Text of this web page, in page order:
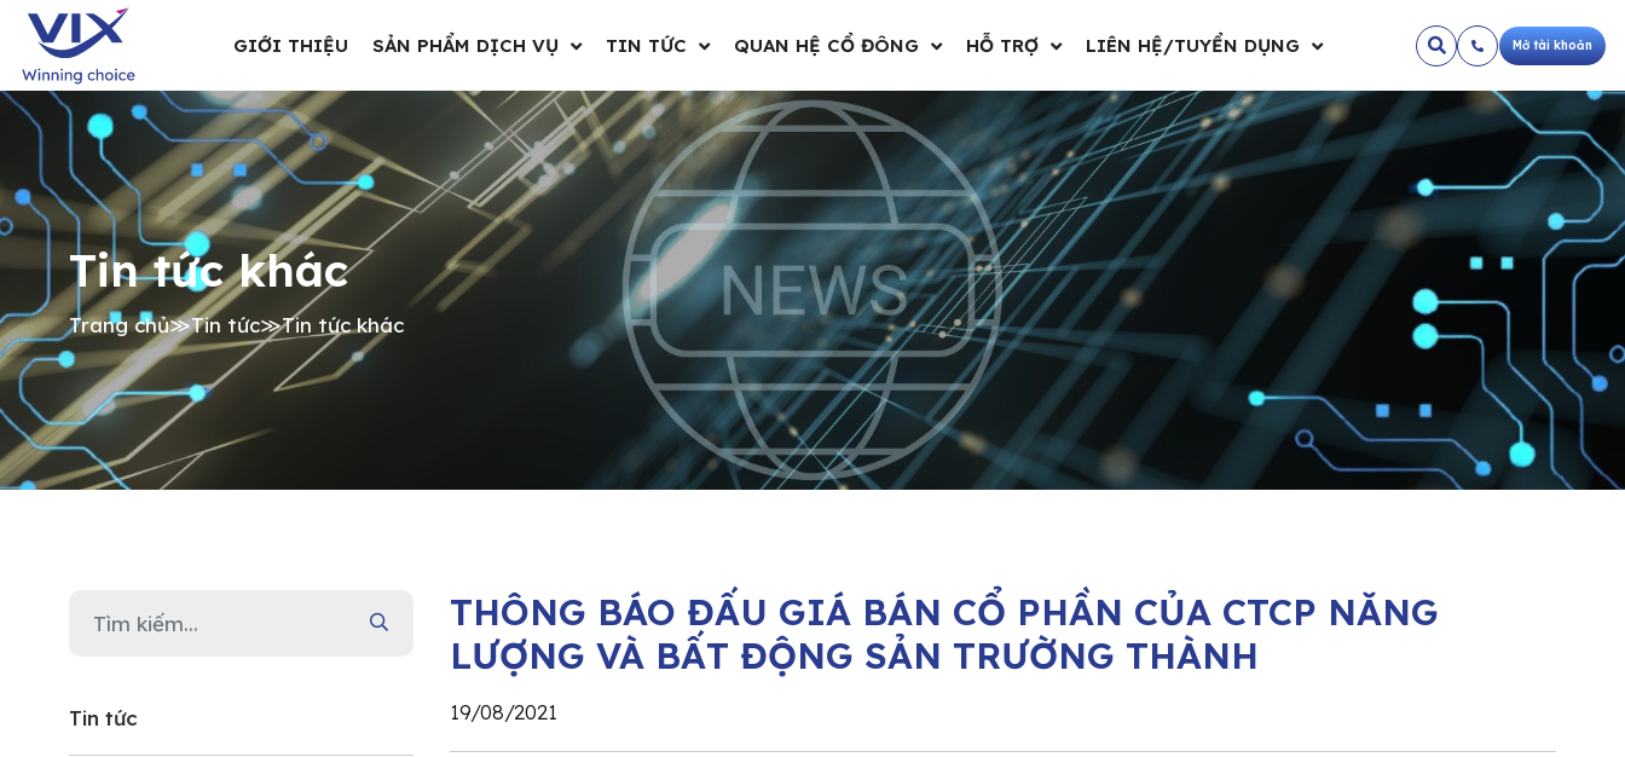
GIỚI THIỆU SẢN PHẨM DỊCH VỤ TIN TỨC QUAN HỆ CỔ ĐÔNG HỖ TRỢ LIÊN HỆ/TUYỂN DỤNG Mở tài khoản
Tin tức khác
Trang chủ≫Tin tức≫Tin tức khác
Tin tức
THÔNG BÁO ĐẤU GIÁ BÁN CỔ PHẦN CỦA CTCP NĂNG
LƯỢNG VÀ BẤT ĐỘNG SẢN TRƯỜNG THÀNH
19/08/2021